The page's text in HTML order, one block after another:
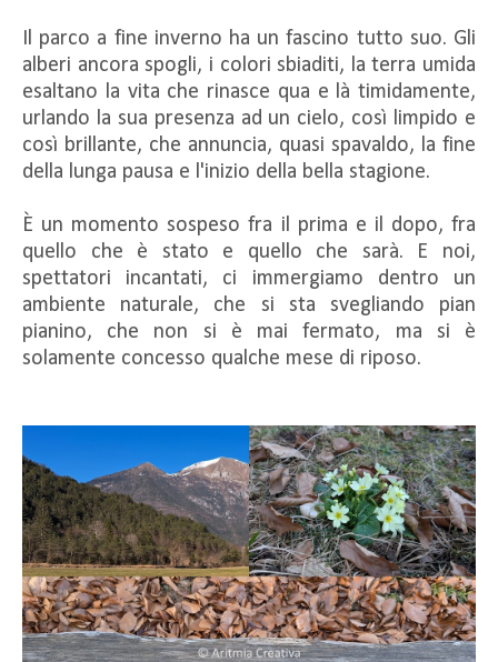
Il parco a fine inverno ha un fascino tutto suo. Gli
alberi ancora spogli, i colori sbiaditi, la terra umida
esaltano la vita che rinasce qua e là timidamente,
urlando la sua presenza ad un cielo, così limpido e
così brillante, che annuncia, quasi spavaldo, la fine
della lunga pausa e l'inizio della bella stagione.
È un momento sospeso fra il prima e il dopo, fra
quello che è stato e quello che sarà. E noi,
spettatori incantati, ci immergiamo dentro un
ambiente naturale, che si sta svegliando pian
pianino, che non si è mai fermato, ma si è
solamente concesso qualche mese di riposo.